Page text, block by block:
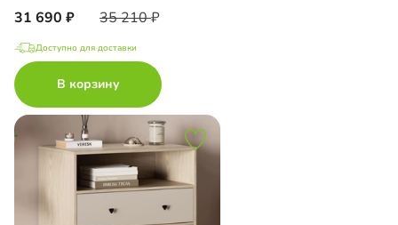
31 690 35 210
Доступно для доставки
В корзину